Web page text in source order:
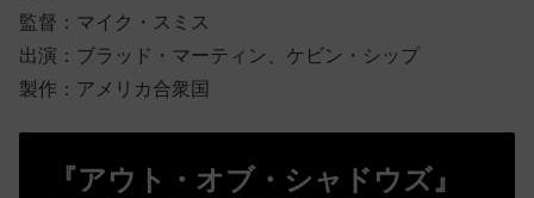
監督：マイク・スミス
出演：ブラッド・マーティン、ケビン・シップ
製作：アメリカ合衆国
『アウト・オブ・シャドウズ』